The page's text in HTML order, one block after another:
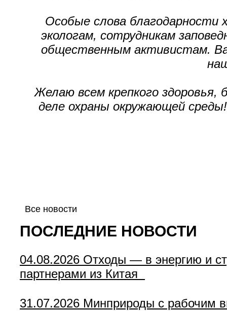
Особые слова благодарности
экологам, сотрудникам
общественным активистам.
Желаю всем крепкого здоровья,
деле охраны окружающей
Все новости
ПОСЛЕДНИЕ НОВОСТИ
04.08.2026 Отходы — в энергию и
партнерами из Китая
31.07.2026 Минприроды с рабочим